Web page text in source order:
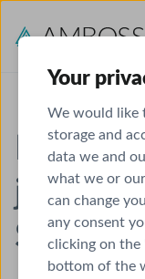
Your
We would like
storage and
data we and
what we or
can change
any consent
clicking on the
bottom of the
jeder